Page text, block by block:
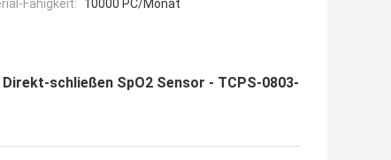
Fähigkeit:
10000 PC/Monat
schließen SpO2 Sensor - TCPS-0803-